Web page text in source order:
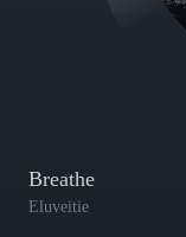
Breathe
Eluveitie